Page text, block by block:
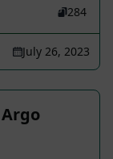
284
July 26, 2023